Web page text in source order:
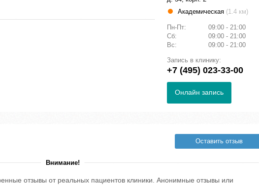
Академическая (1.4 км)
Пн-Пт:
09:00 - 21:00
Сб:
09:00 - 21:00
Вс:
09:00 - 21:00
Запись в клинику:
+7 (495) 023-33-00
Онлайн запись
Оставить отзыв
Внимание!
отзывы от реальных пациентов клиники. Анонимные отзывы или